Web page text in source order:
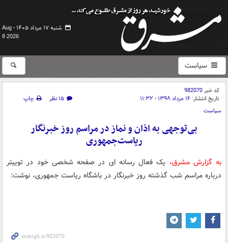
شنبه ۱۷ مرداد ۱۴۰۵ -
Aug
8 2026
سیاست
کد خبر982070
تاریخ انتشار: ۱۶ مرداد ۱۳۹۸ - ۱۱:۳۲ ۱۵ نظر
چاپ
سیاست
بی‌توجهی به اذان و نماز در مراسم روز خبرنگار
ریاست‌جمهوری
به گزارش مشرق، یک فعال رسانه ای در صفحه شخصی خود در توییتر
درباره مراسم شب گذشته روز خبرنگار در باشگاه ریاست جمهوری، نوشت: